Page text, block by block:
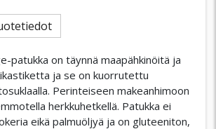
patukka on täynnä maapähkinöitä ja
ja se on kuorrutettu
Perinteiseen makeanhimoon
herkkuhetkellä. Patukka ei
eikä palmuöljyä ja on gluteeniton,